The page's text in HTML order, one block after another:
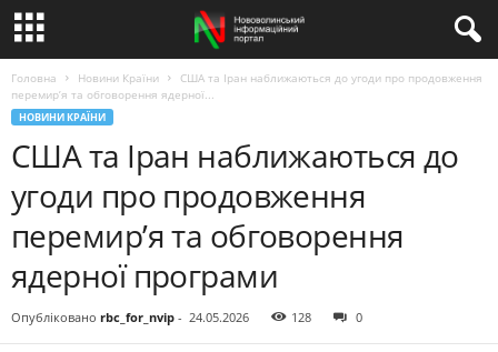
Головна Новини Країни
США та Іран наближаються до угоди про продовження
перемир’я та обговорення ядерної...
НОВИНИ КРАЇНИ
США та Іран наближаються до
угоди про продовження
перемир’я та обговорення
ядерної програми
Опубліковано rbc_for_nvip - 24.05.2026 128 0